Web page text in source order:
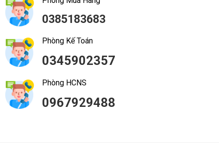
0385183683
Phòng Kế Toán
0345902357
Phòng HCNS
0967929488